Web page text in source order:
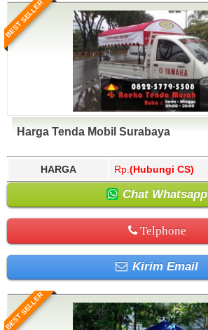
BEST SELLER
Harga Tenda Mobil Surabaya
HARGA Rp. (Hubungi CS)
Chat Whatsapp
Telphone
Kirim Email
BEST SELLER